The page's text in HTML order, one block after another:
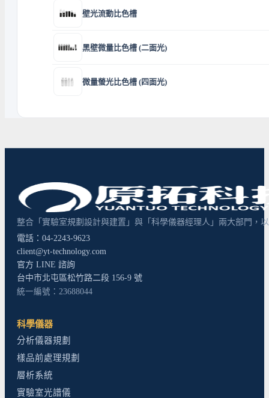
壁光流動比色槽
黑壁微量比色槽 (二面光)
微量螢光比色槽 (四面光)
整合「實驗室規劃設計與建置」與「科學儀器經理人」兩大部門，
電話：04-2243-9623
client@yt-technology.com
官方 LINE 諮詢
台中市北屯區松竹路二段 156-9 號
統一編號：23688044
科學儀器
分析儀器規劃
樣品前處理規劃
層析系統
實驗室光譜儀